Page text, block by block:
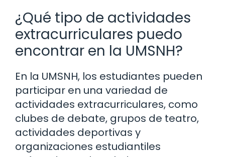
¿Qué tipo de actividades
extracurriculares puedo
encontrar en la UMSNH?
En la UMSNH, los estudiantes pueden
participar en una variedad de
actividades extracurriculares, como
clubes de debate, grupos de teatro,
actividades deportivas y
organizaciones estudiantiles